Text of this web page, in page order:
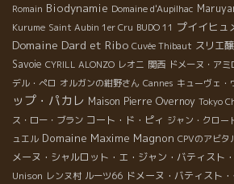
Romain Biodynamie Domaine d'Aupilhac
Kurume Saint Aubin 1er Cru BUDO 11 プイイヒュ
Domaine Dard et Ribo Cuvée Thibaut スリエ
Savoie CYRILL ALONZO レオニ 関西 ドメーヌ・アミ
デル・ぺロ オルガンの紺野さん Cannes キューヴェ・
ップ・パカレ Maison Pierre Overnoy Tokyo
ス・ロー・ブラン コート・ド・ピィ ジャン・クロー
ュエル Domaine Maxime Magnon CPVのアビタ
メーヌ・シャルロット・エ・ジャン・バティスト
Unison レンヌ村 ルーツ66 ドメーヌ・バティスト